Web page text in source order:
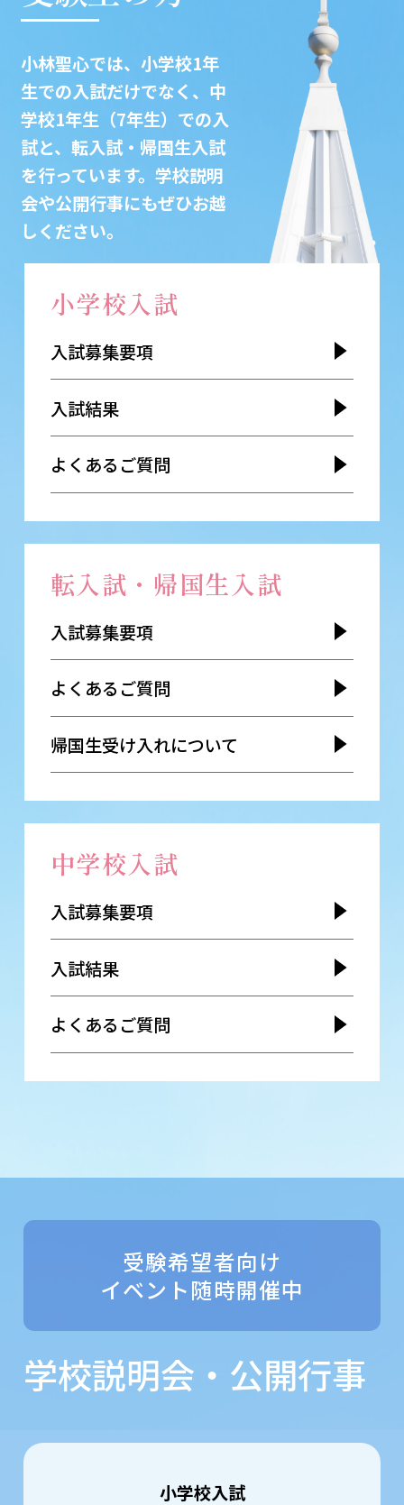
小林聖心では、小学校1年
生での入試だけでなく、中
学校1年生（7年生）での入
試と、転入試・帰国生入試
を行っています。学校説明
会や公開行事にもぜひお越
しください。
小学校入試
入試募集要項
入試結果
よくあるご質問
転入試・帰国生入試
入試募集要項
よくあるご質問
帰国生受け入れについて
中学校入試
入試募集要項
入試結果
よくあるご質問
受験希望者向け
イベント随時開催中
学校説明会・公開行事
小学校入試